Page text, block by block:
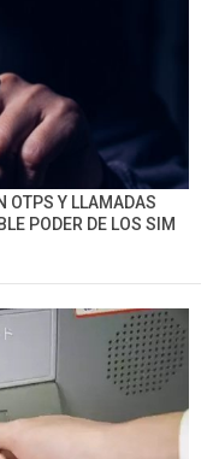
OTPS Y LLAMADAS
PODER DE LOS SIM